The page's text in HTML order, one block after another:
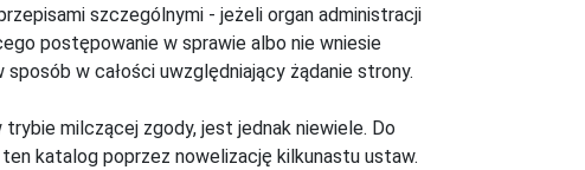
szczególnymi - jeżeli organ administracji
postępowanie w sprawie albo nie wniesie
w całości uwzględniający żądanie strony.
milczącej zgody, jest jednak niewiele. Do
katalog poprzez nowelizację kilkunastu ustaw.